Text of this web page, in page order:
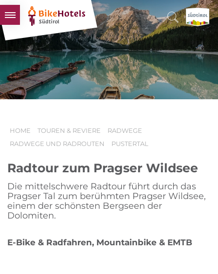
BIKEHOTELS
HOTELS & PAKETE
TOUREN & REVIERE
SÜDTIROL & WIR
HOME TOUREN & REVIERE
RADWEGE
RADWEGE UND RADROUTEN
PUSTERTAL
Radtour zum Pragser Wildsee
Die mittelschwere Radtour führt durch das
Pragser Tal zum berühmten Pragser Wildsee,
einem der schönsten Bergseen der
Dolomiten.
E-Bike & Radfahren, Mountainbike & EMTB